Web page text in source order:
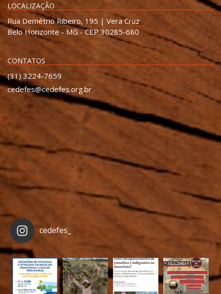
LOCALIZAÇÃO
Rua Demétrio Ribeiro, 195 | Vera Cruz
Belo Horizonte - MG - CEP 30285-680
CONTATOS
(31) 3224-7659
cedefes@cedefes.org.br
cedefes_